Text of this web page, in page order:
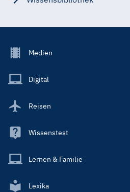
Footer
Main
Medien
Digital
Reisen
Wissenstest
Lernen & Familie
Lexika